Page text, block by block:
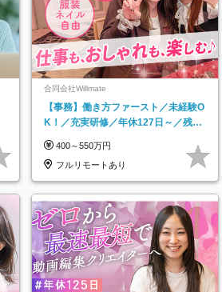
合同会社Willmate
【事務】働き方ファースト／未経験O
K！／充実研修／年休127日～／残業
400～550万円
フルリモートあり